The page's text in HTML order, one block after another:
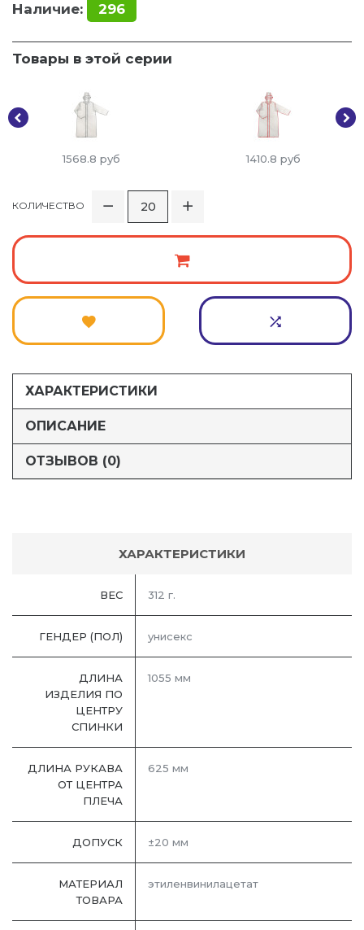
Наличие: 296
Товары в этой серии
1568.8 руб 1410.8 руб
КОЛИЧЕСТВО
ХАРАКТЕРИСТИКИ
ОПИСАНИЕ
ОТЗЫВОВ (0)
ХАРАКТЕРИСТИКИ
ВЕС 312 г.
ГЕНДЕР (ПОЛ) унисекс
ДЛИНА
ИЗДЕЛИЯ ПО
ЦЕНТРУ
СПИНКИ
1055 мм
ДЛИНА РУКАВА
ОТ ЦЕНТРА
ПЛЕЧА
625 мм
ДОПУСК ±20 мм
МАТЕРИАЛ
ТОВАРА
этиленвинилацетат